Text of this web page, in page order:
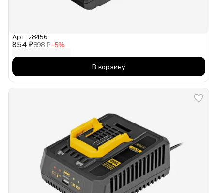
854 ₽898 ₽−5%
Арт: 28456
В корзину